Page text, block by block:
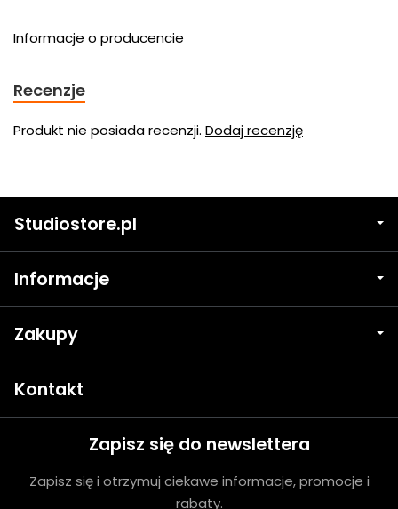
Informacje o producencie
Recenzje
Produkt nie posiada recenzji. Dodaj recenzję
Studiostore.pl
Informacje
Zakupy
Kontakt
Zapisz się do newslettera
Zapisz się i otrzymuj ciekawe informacje, promocje i
rabaty.